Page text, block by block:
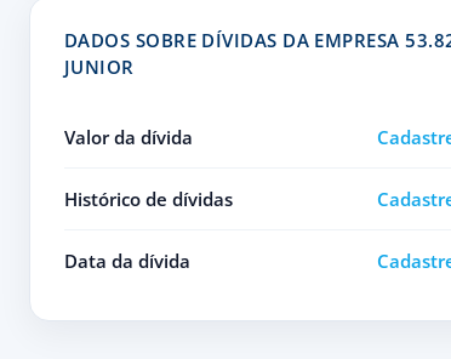
DADOS SOBRE DÍVIDAS DA EMPRESA
JUNIOR
Valor da dívida
Histórico de dívidas
Data da dívida